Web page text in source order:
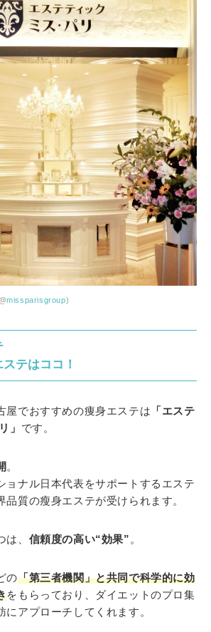
missparisgroup)
テはココ！
屋でおすすめの痩身エステは 「エステ
」 です。
。
ョナル日本代表をサポートするエステ
品質の瘦身エステが受けられます。
、 信頼度の高い“効果”。
の「第三者機関」と共同で科学的に効
をもらっており、ダイエットのプロ集
にアプローチしてくれます。